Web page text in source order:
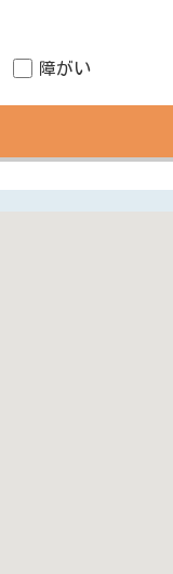
障がい